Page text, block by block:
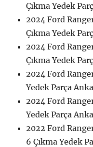
Çıkma Yedek
2024 Ford
Çıkma Yedek
2024 Ford
Çıkma Yedek
2024 Ford
Yedek Parça
2024 Ford
Yedek Parça
2022 Ford
6 Çıkma Yedek